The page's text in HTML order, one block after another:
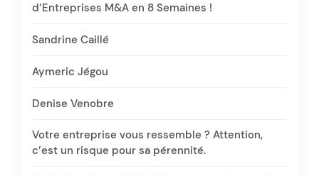
d’Entreprises M&A en 8 Semaines !
Sandrine Caillé
Aymeric Jégou
Denise Venobre
Votre entreprise vous ressemble ? Attention,
c’est un risque pour sa pérennité.